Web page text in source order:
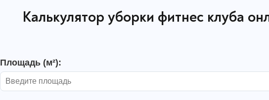
Калькулятор уборки фитнес клуба
Площадь (м²):